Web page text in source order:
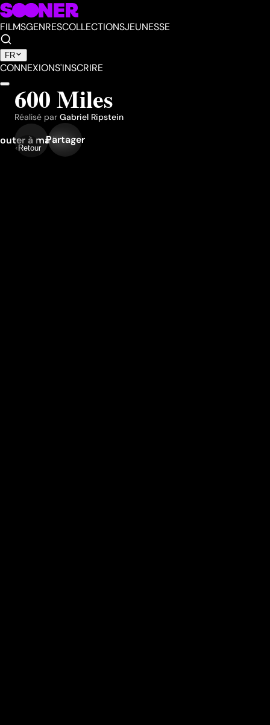
FILMSGENRESCOLLECTIONSJEUNESSE
FR
CONNEXIONS'INSCRIRE
Retour
600 Miles
Réalisé par Gabriel Ripstein
à ma liste
Partager